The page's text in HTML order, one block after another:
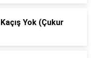
Yok (Çukur